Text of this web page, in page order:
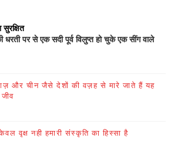
धरती पर से एक सदी पूर्व विलुप्त हो चुके एक सींग वाले
और चीन जैसे देशों की वज़ह से मारे जाते हैं यह
वृक्ष नही हमारी संस्कृति का हिस्सा है